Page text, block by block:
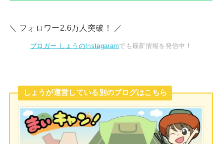
＼ フォロワー2.6万人突破！ ／
ブロガー しょうのInstagaramでも最新情報を発信中！
しょうが運営している別のブログはこちら